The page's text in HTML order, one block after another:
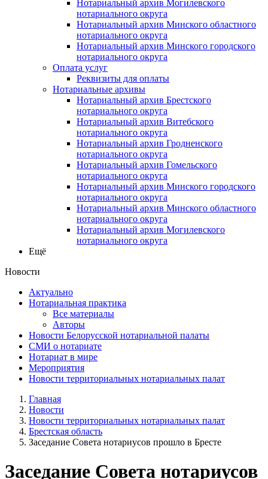
Нотариальный архив Могилевского
нотариального округа
Нотариальный архив Минского областного
нотариального округа
Нотариальный архив Минского городского
нотариального округа
Оплата услуг
Реквизиты для оплаты
Нотариальные архивы
Нотариальный архив Брестского
нотариального округа
Нотариальный архив Витебского
нотариального округа
Нотариальный архив Гродненского
нотариального округа
Нотариальный архив Гомельского
нотариального округа
Нотариальный архив Минского городского
нотариального округа
Нотариальный архив Минского областного
нотариального округа
Нотариальный архив Могилевского
нотариального округа
Ещё
Новости
Актуально
Нотариальная практика
Все материалы
Авторы
Новости Белорусской нотариальной палаты
СМИ о нотариате
Нотариат в мире
Мероприятия
Новости территориальных нотариальных палат
Главная
Новости
Новости территориальных нотариальных палат
Брестская область
Заседание Совета нотариусов прошло в Бресте
Заседание Совета нотариусов